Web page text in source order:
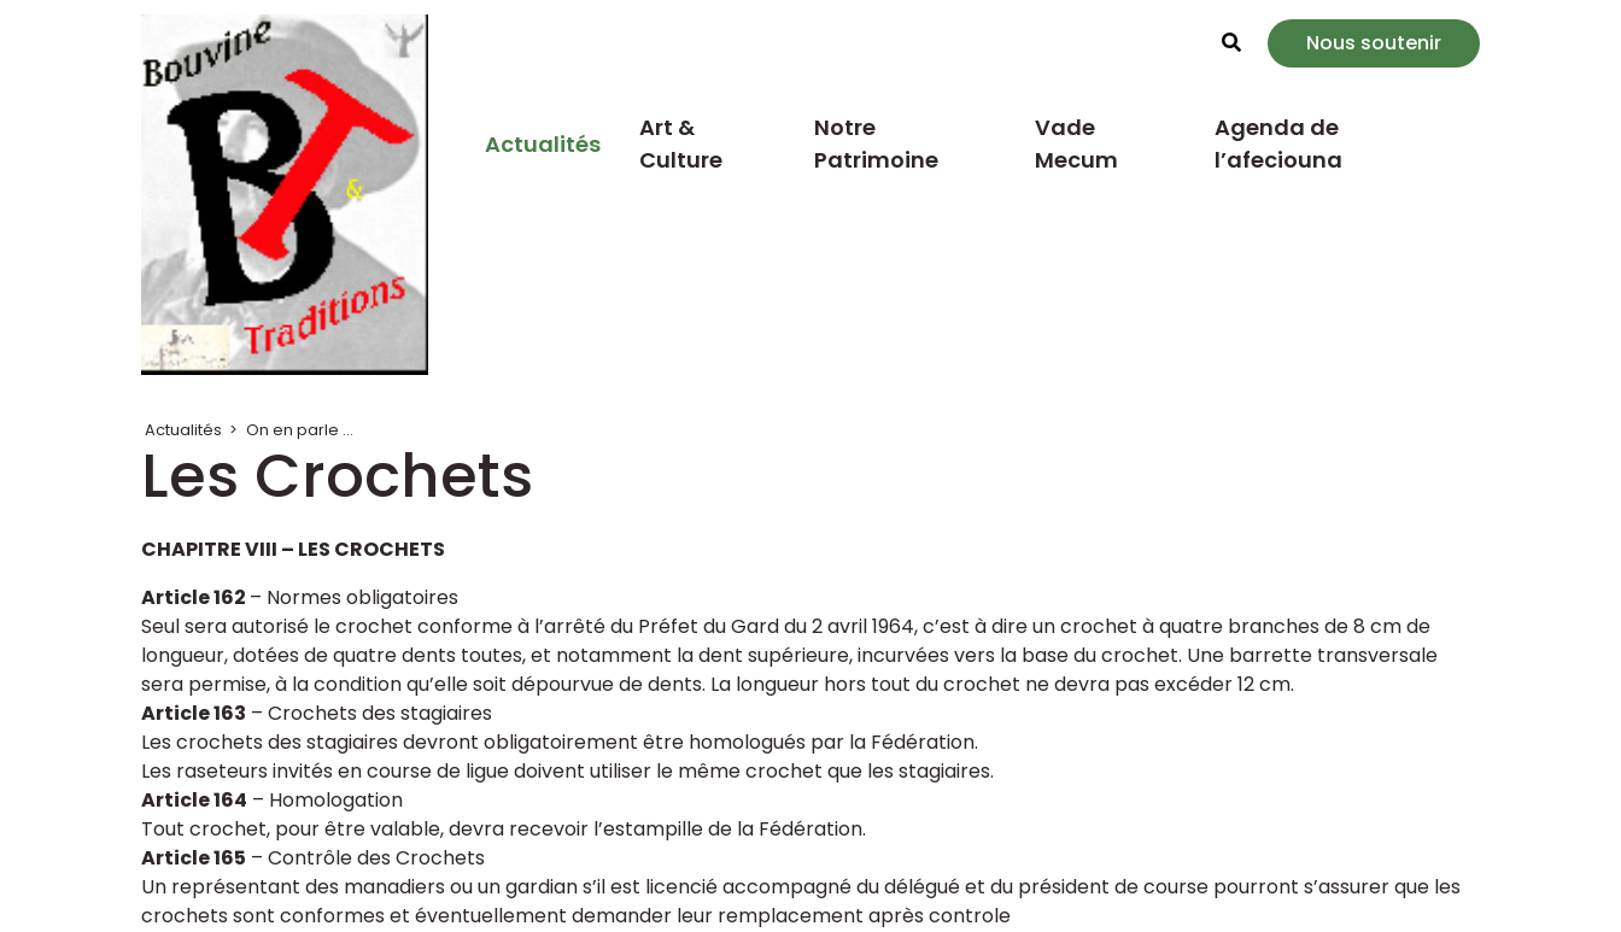
Rechercher
Nous soutenir
Actualités
Art &
Culture
Notre
Patrimoine
Vade
Mecum
Agenda de
l’afeciouna
Actualités > On en parle ...
Les Crochets
CHAPITRE VIII – LES CROCHETS
Article 162 – Normes obligatoires
Seul sera autorisé le crochet conforme à l’arrêté du Préfet du Gard du 2 avril 1964, c’est à dire un crochet à quatre branches de 8 cm de
longueur, dotées de quatre dents toutes, et notamment la dent supérieure, incurvées vers la base du crochet. Une barrette transversale
sera permise, à la condition qu’elle soit dépourvue de dents. La longueur hors tout du crochet ne devra pas excéder 12 cm.
Article 163 – Crochets des stagiaires
Les crochets des stagiaires devront obligatoirement être homologués par la Fédération.
Les raseteurs invités en course de ligue doivent utiliser le même crochet que les stagiaires.
Article 164 – Homologation
Tout crochet, pour être valable, devra recevoir l’estampille de la Fédération.
Article 165 – Contrôle des Crochets
Un représentant des manadiers ou un gardian s’il est licencié accompagné du délégué et du président de course pourront s’assurer que les
crochets sont conformes et éventuellement demander leur remplacement après controle